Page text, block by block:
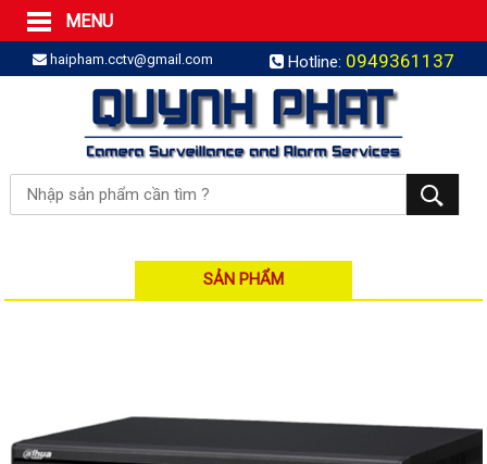
MENU
Trang Chủ
Sản phẩm
SẢN PHẨM TRỌN GÓI
LẮP BÁO TRỘM TRỌN GÓI
LẮP CAMERA TRỌN GÓI
Camera IP
Camera IP KBVISION
Camera IP HIKVISION
Đầu ghi IP | NVR
Đầu ghi IP HIKVISION
haipham.cctv@gmail.com Hotline: 0949361137
SẢN PHẨM